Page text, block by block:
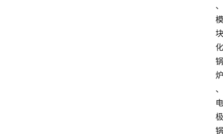
、
模
块
化
锅
炉
、
电
极
锅